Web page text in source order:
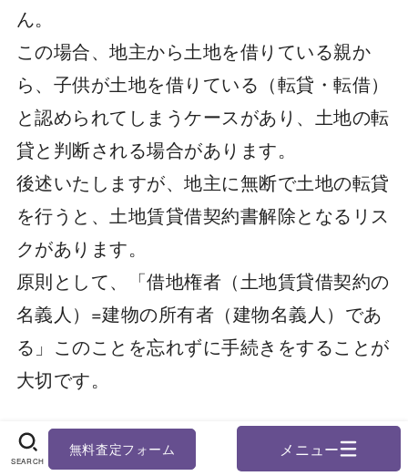
SEARCH
無料査定フォーム
ん。
この場合、地主から土地を借りている親か
ら、子供が土地を借りている（転貸・転借）
と認められてしまうケースがあり、土地の転
貸と判断される場合があります。
後述いたしますが、地主に無断で土地の転貸
を行うと、土地賃貸借契約書解除となるリス
クがあります。
原則として、「借地権者（土地賃貸借契約の
名義人）=建物の所有者（建物名義人）であ
る」このことを忘れずに手続きをすることが
大切です。
無料相談 無料査定